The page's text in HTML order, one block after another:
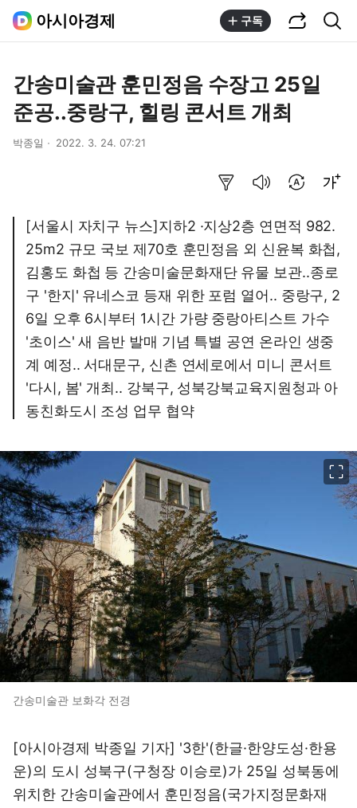
아시아경제 구독
간송미술관 훈민정음 수장고 25일
준공..중랑구, 힐링 콘서트 개최
박종일 2022. 3. 24. 07:21
[서울시 자치구 뉴스]지하2 ·지상2층 연면적 982.
25m2 규모 국보 제70호 훈민정음 외 신윤복 화첩,
김홍도 화첩 등 간송미술문화재단 유물 보관..종로
구 '한지' 유네스코 등재 위한 포럼 열어.. 중랑구, 2
6일 오후 6시부터 1시간 가량 중랑아티스트 가수
'초이스' 새 음반 발매 기념 특별 공연 온라인 생중
계 예정.. 서대문구, 신촌 연세로에서 미니 콘서트
'다시, 봄' 개최.. 강북구, 성북강북교육지원청과 아
동친화도시 조성 업무 협약
간송미술관 보화각 전경
[아시아경제 박종일 기자] '3한'(한글·한양도성·한용
운)의 도시 성북구(구청장 이승로)가 25일 성북동에
위치한 간송미술관에서 훈민정음(국가지정문화재